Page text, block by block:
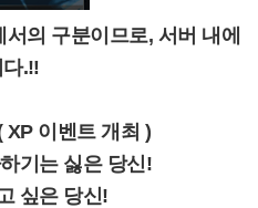
의 구분이므로, 서버 내에
.‼️
XP 이벤트 개최 )
기는 싫은 당신!
싶은 당신!